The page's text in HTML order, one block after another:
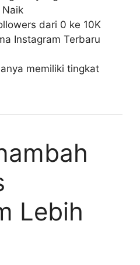
Naik
dari 0 ke 10K
Instagram Terbaru
memiliki tingkat
Lebih